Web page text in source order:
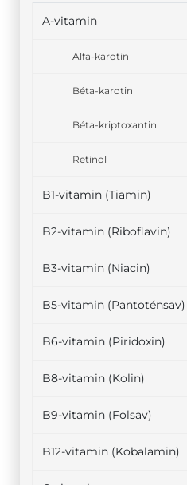
A-vitamin
Alfa-karotin
Béta-karotin
Béta-kriptoxantin
Retinol
B1-vitamin (Tiamin)
B2-vitamin (Riboflavin)
B3-vitamin (Niacin)
B5-vitamin (Pantoténsav)
B6-vitamin (Piridoxin)
B8-vitamin (Kolin)
B9-vitamin (Folsav)
B12-vitamin (Kobalamin)